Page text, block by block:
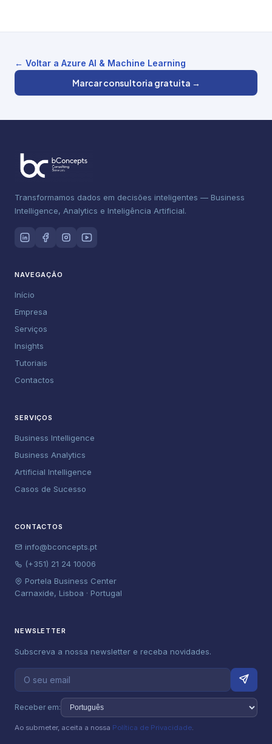
← Voltar a Azure AI & Machine Learning
Marcar consultoria gratuita →
Transformamos dados em decisões inteligentes — Business
Intelligence, Analytics e Inteligência Artificial.
NAVEGAÇÃO
Início
Empresa
Serviços
Insights
Tutoriais
Contactos
SERVIÇOS
Business Intelligence
Business Analytics
Artificial Intelligence
Casos de Sucesso
CONTACTOS
info@bconcepts.pt
(+351) 21 24 10006
Portela Business Center
Carnaxide, Lisboa · Portugal
NEWSLETTER
Subscreva a nossa newsletter e receba novidades.
Receber em:
Ao submeter, aceita a nossa Política de Privacidade.